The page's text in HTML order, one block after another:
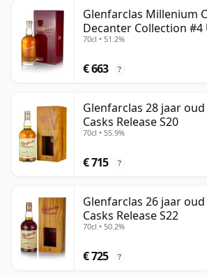
Glenfarclas Millenium
Decanter Collection #4
70cl • 51.2%
€ 663 ?
Glenfarclas 28 jaar oud
Casks Release S20
70cl • 55.9%
€ 715 ?
Glenfarclas 26 jaar oud
Casks Release S22
70cl • 50.2%
€ 725 ?